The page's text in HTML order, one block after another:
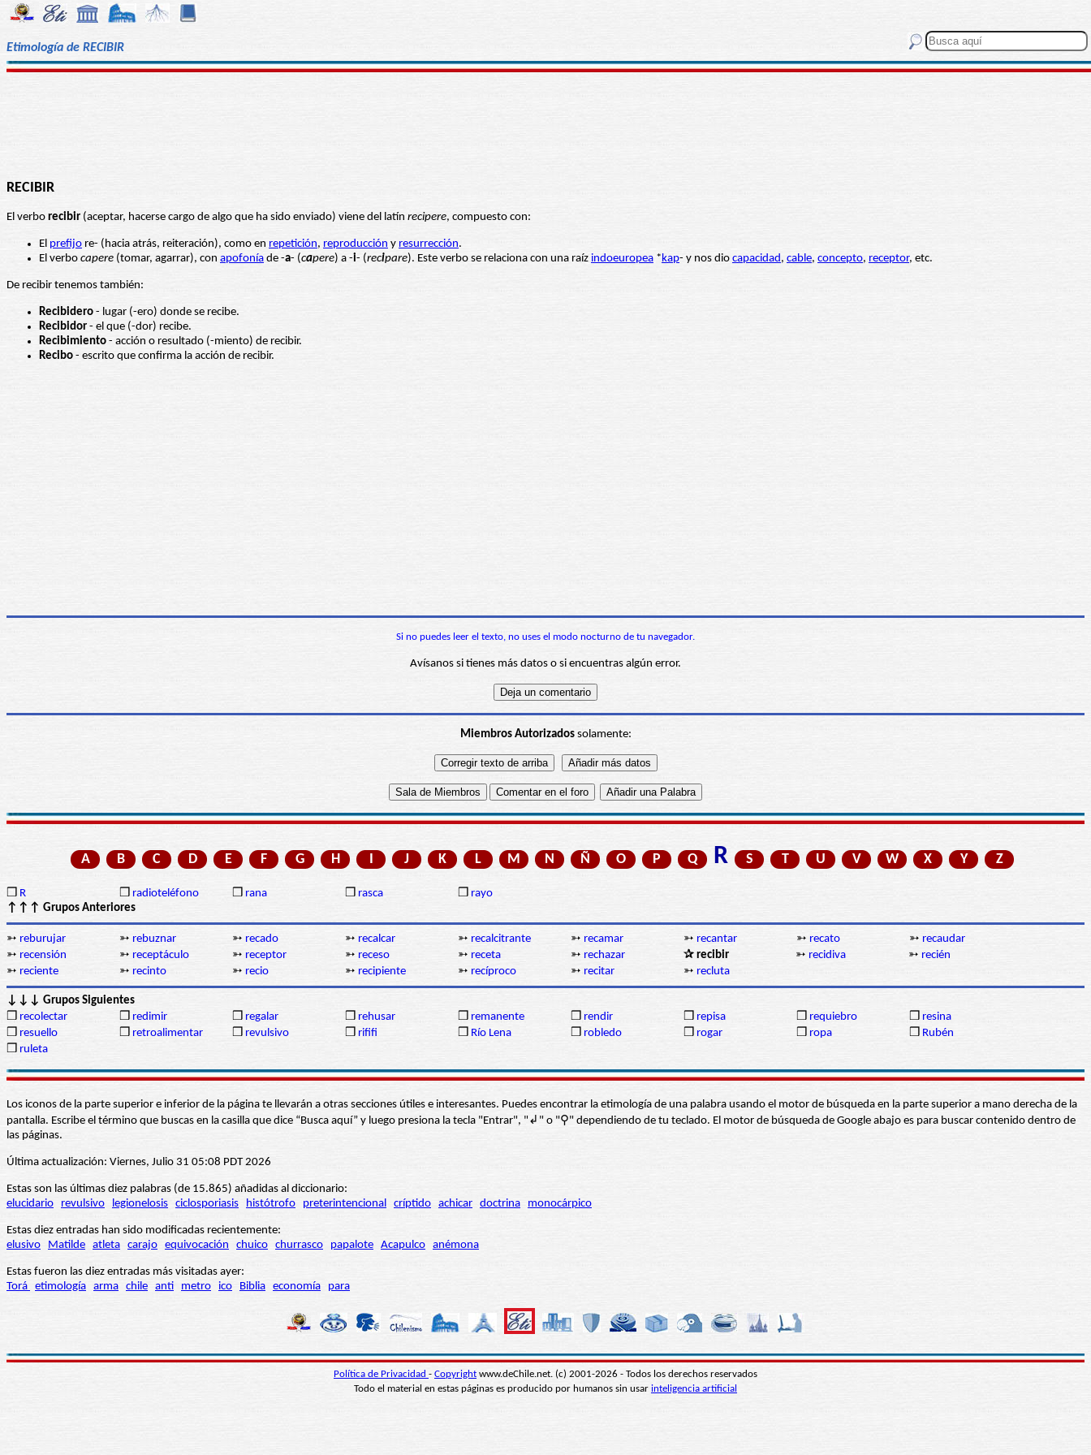
Etimología de RECIBIR
RECIBIR
El verbo recibir (aceptar, hacerse cargo de algo que ha sido enviado) viene del latín recipere, compuesto con:
El prefijo re- (hacia atrás, reiteración), como en repetición, reproducción y resurrección.
El verbo capere (tomar, agarrar), con apofonía de -a- (capere) a -i- (recipare). Este verbo se relaciona con una raíz indoeuropea *kap- y nos dio capacidad, cable, concepto, receptor, etc.
De recibir tenemos también:
Recibidero - lugar (-ero) donde se recibe.
Recibidor - el que (-dor) recibe.
Recibimiento - acción o resultado (-miento) de recibir.
Recibo - escrito que confirma la acción de recibir.
Si no puedes leer el texto, no uses el modo nocturno de tu navegador.
Avísanos si tienes más datos o si encuentras algún error.
Miembros Autorizadossolamente:
A B C D E F G H I J K L M N Ñ O P Q R S T U V W X Y Z
❒ R ❒ radioteléfono ❒ rana ❒ rasca ❒ rayo
↑↑↑ Grupos Anteriores
➳ reburujar ➳ rebuznar ➳ recado ➳ recalcar ➳ recalcitrante ➳ recamar ➳ recantar ➳ recato ➳ recaudar
➳ recensión ➳ receptáculo ➳ receptor ➳ receso ➳ receta ➳ rechazar ✰ recibir ➳ recidiva ➳ recién
➳ reciente ➳ recinto ➳ recio ➳ recipiente ➳ recíproco ➳ recitar ➳ recluta
↓↓↓ Grupos Siguientes
❒ recolectar ❒ redimir ❒ regalar ❒ rehusar ❒ remanente ❒ rendir ❒ repisa ❒ requiebro ❒ resina
❒ resuello ❒ retroalimentar ❒ revulsivo ❒ rififi ❒ Río Lena ❒ robledo ❒ rogar ❒ ropa ❒ Rubén
❒ ruleta
Los iconos de la parte superior e inferior de la página te llevarán a otras secciones útiles e interesantes. Puedes encontrar la etimología de una palabra usando el motor de búsqueda en la parte superior a mano derecha de la
pantalla. Escribe el término que buscas en la casilla que dice “Busca aquí” y luego presiona la tecla "Entrar", "↲" o "⚲" dependiendo de tu teclado. El motor de búsqueda de Google abajo es para buscar contenido dentro de
las páginas.
Última actualización: Viernes, Julio 31 05:08 PDT 2026
Estas son las últimas diez palabras (de 15.865) añadidas al diccionario:
elucidario
revulsivo legionelosis ciclosporiasis histótrofo preterintencional críptido achicar doctrina monocárpico
Estas diez entradas han sido modificadas recientemente:
elusivo
Matilde atleta carajo equivocación chuico churrasco papalote Acapulco anémona
Estas fueron las diez entradas más visitadas ayer:
Torá etimología arma chile anti metro ico Biblia economía para
Política de Privacidad - Copyright www.deChile.net. (c) 2001-2026 - Todos los derechos reservados
Todo el material en estas páginas es producido por humanos sin usar inteligencia artificial